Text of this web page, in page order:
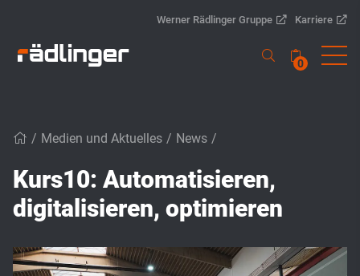
Werner Rädlinger Gruppe Karriere
0
/ Medien und Aktuelles / News /
Kurs10: Automatisieren,
digitalisieren, optimieren